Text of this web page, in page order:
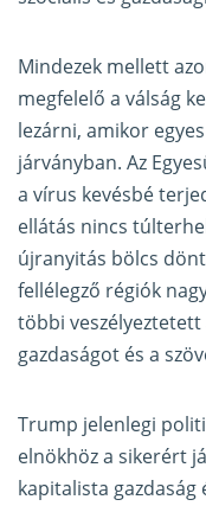
Mindezek mellett
megfelelő a válság
lezárni, amikor
járványban. Az
a vírus kevésbé
ellátás nincs
újranyitás bölcs
fellélegző régiók
többi
gazdaságot és a
Trump jelenlegi
elnökhöz a sikerért
kapitalista gazdaság